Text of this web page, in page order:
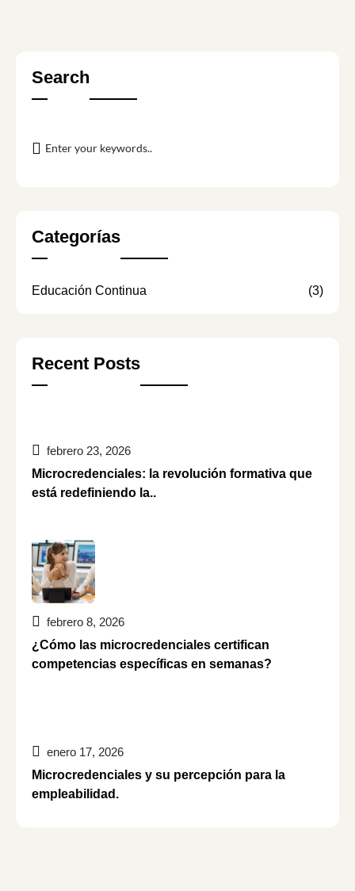
Search
Categorías
Educación Continua (3)
Recent Posts
febrero 23, 2026
Microcredenciales: la revolución formativa que
está redefiniendo la..
febrero 8, 2026
¿Cómo las microcredenciales certifican
competencias específicas en semanas?
enero 17, 2026
Microcredenciales y su percepción para la
empleabilidad.